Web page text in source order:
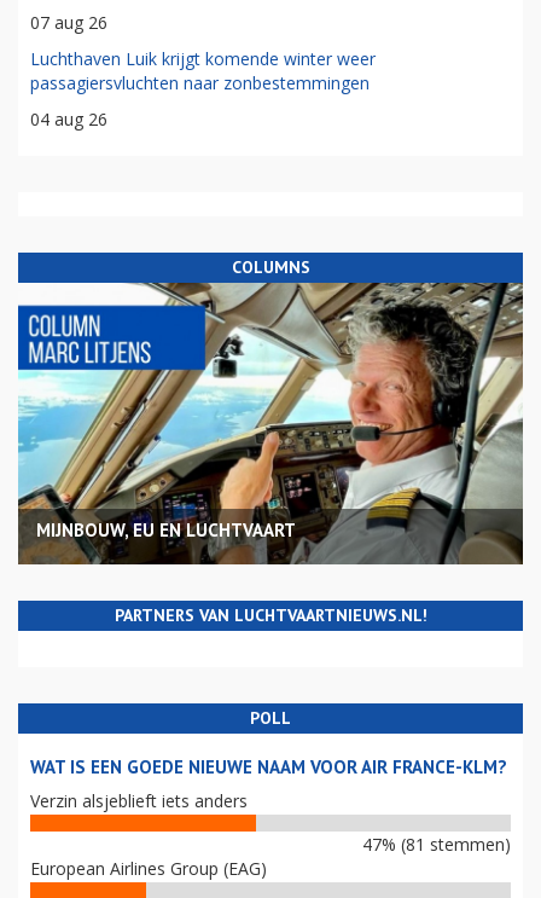
07 aug 26
Luchthaven Luik krijgt komende winter weer
passagiersvluchten naar zonbestemmingen
04 aug 26
COLUMNS
MIJNBOUW, EU EN LUCHTVAART
PARTNERS VAN LUCHTVAARTNIEUWS.NL!
POLL
WAT IS EEN GOEDE NIEUWE NAAM VOOR AIR FRANCE-KLM?
Verzin alsjeblieft iets anders
47% (81 stemmen)
European Airlines Group (EAG)